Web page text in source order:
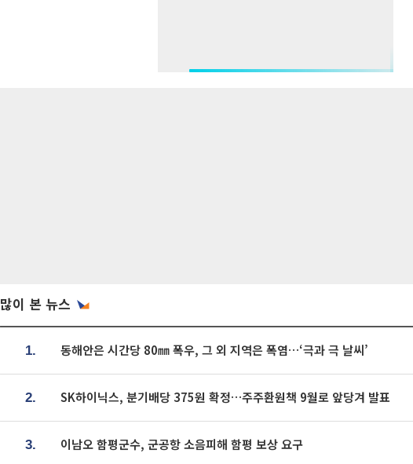
많이 본 뉴스
1. 동해안은 시간당 80㎜ 폭우, 그 외 지역은 폭염…‘극과 극 날씨’
2. SK하이닉스, 분기배당 375원 확정…주주환원책 9월로 앞당겨 발표
3. 이남오 함평군수, 군공항 소음피해 함평 보상 요구